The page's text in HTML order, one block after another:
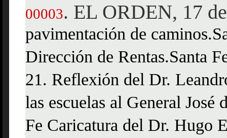
00003. EL ORDEN, 17
pavimentación de
Dirección de Rentas.Santa
21. Reflexión del Dr.
las escuelas al General
Fe Caricatura del Dr. Hugo